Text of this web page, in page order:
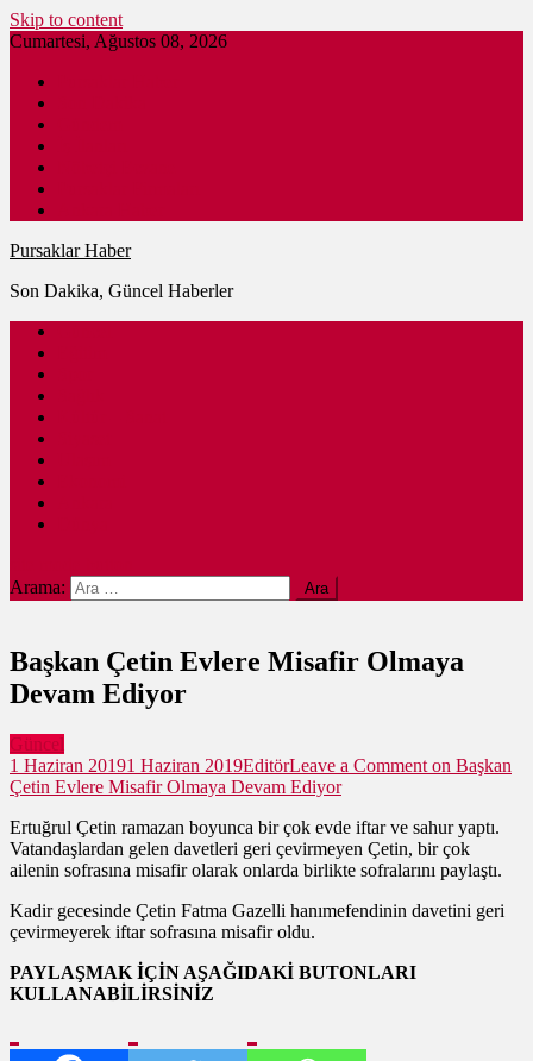
Skip to content
Cumartesi, Ağustos 08, 2026
Pursaklar Haber
Son Dakika, Güncel Haberler
Arama:
Başkan Çetin Evlere Misafir Olmaya
Devam Ediyor
Güncel
1 Haziran 20191 Haziran 2019EditörLeave a Comment on Başkan
Çetin Evlere Misafir Olmaya Devam Ediyor
Ertuğrul Çetin ramazan boyunca bir çok evde iftar ve sahur yaptı.
Vatandaşlardan gelen davetleri geri çevirmeyen Çetin, bir çok
ailenin sofrasına misafir olarak onlarda birlikte sofralarını paylaştı.
Kadir gecesinde Çetin Fatma Gazelli hanımefendinin davetini geri
çevirmeyerek iftar sofrasına misafir oldu.
PAYLAŞMAK İÇİN AŞAĞIDAKİ BUTONLARI
KULLANABİLİRSİNİZ